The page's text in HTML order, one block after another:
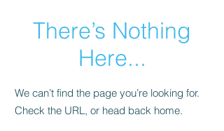
There’s Nothing
Here...
We can’t find the page you’re looking for.
Check the URL, or head back home.